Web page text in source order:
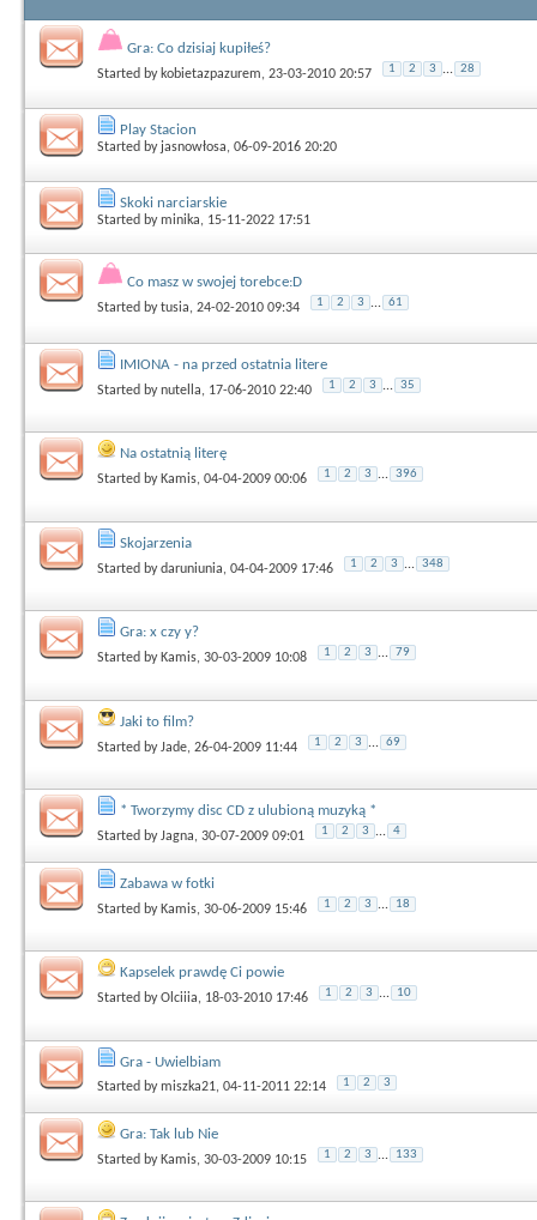
Gra: Co dzisiaj kupiłeś?
Started by kobietazpazurem, 23-03-2010 20:57 1 2 3 ... 28
Play Stacion
Started by jasnowłosa, 06-09-2016 20:20
Skoki narciarskie
Started byminika, 15-11-2022 17:51
Co masz w swojej torebce:D
Started bytusia, 24-02-2010 09:34 1 2 3 ... 61
IMIONA - na przed ostatnia litere
Started bynutella, 17-06-2010 22:40 1 2 3 ... 35
Na ostatnią literę
Started by Kamis, 04-04-2009 00:06 1 2 3 ... 396
Skojarzenia
Started bydaruniunia, 04-04-2009 17:46 1 2 3 ... 348
Gra: x czy y?
Started by Kamis, 30-03-2009 10:08 1 2 3 ... 79
Jaki to film?
Started byJade, 26-04-2009 11:44 1 2 3 ... 69
* Tworzymy disc CD z ulubioną muzyką *
Started byJagna, 30-07-2009 09:01 1 2 3 ... 4
Zabawa w fotki
Started by Kamis, 30-06-2009 15:46 1 2 3 ... 18
Kapselek prawdę Ci powie
Started byOlciiia, 18-03-2010 17:46 1 2 3 ... 10
Gra - Uwielbiam
Started bymiszka21, 04-11-2011 22:14 1 2 3
Gra: Tak lub Nie
Started by Kamis, 30-03-2009 10:15 1 2 3 ... 133